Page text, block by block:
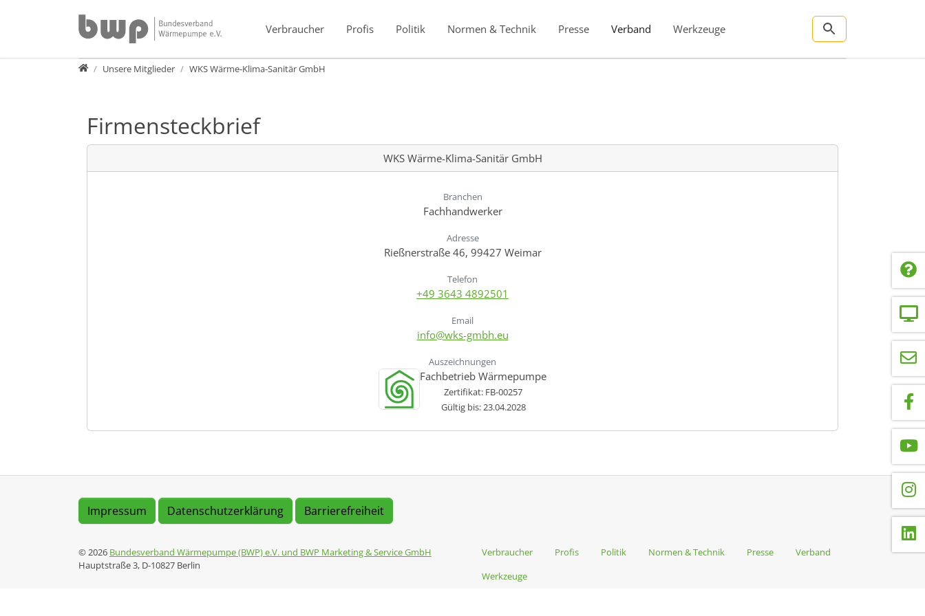
Verbraucher
Profis Politik Normen & Technik Presse Verband Werkzeuge
Verband
Unsere Mitglieder WKS Wärme-Klima-Sanitär GmbH
Firmensteckbrief
WKS Wärme-Klima-Sanitär GmbH
Branchen
Fachhandwerker
Adresse
Rießnerstraße 46, 99427 Weimar
Telefon
+49 3643 4892501
Email
info@wks-gmbh.eu
Auszeichnungen
Fachbetrieb Wärmepumpe
Zertifikat: FB-00257
Gültig bis: 23.04.2028
Impressum Datenschutzerklärung Barrierefreiheit
© 2026 Bundesverband Wärmepumpe (BWP) e.V. und BWP Marketing & Service GmbH
Hauptstraße 3, D-10827 Berlin
Verbraucher Profis Politik Normen & Technik Presse
Verband
Werkzeuge